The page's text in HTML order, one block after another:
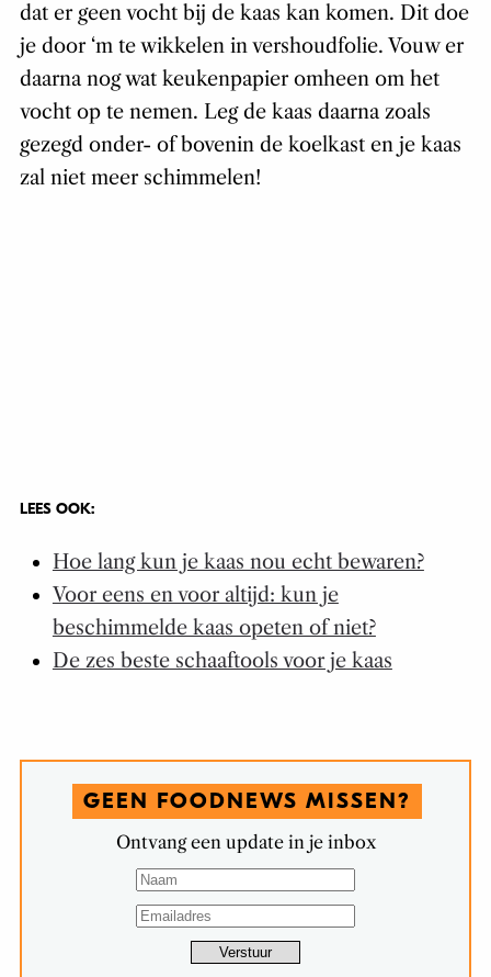
dat er geen vocht bij de kaas kan komen. Dit doe
je door ‘m te wikkelen in vershoudfolie. Vouw er
daarna nog wat keukenpapier omheen om het
vocht op te nemen. Leg de kaas daarna zoals
gezegd onder- of bovenin de koelkast en je kaas
zal niet meer schimmelen!
LEES OOK:
Hoe lang kun je kaas nou echt bewaren?
Voor eens en voor altijd: kun je
beschimmelde kaas opeten of niet?
De zes beste schaaftools voor je kaas
GEEN FOODNEWS MISSEN?
Ontvang een update in je inbox